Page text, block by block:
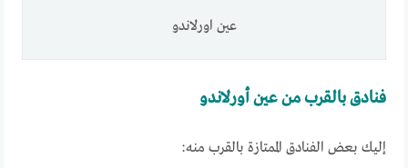
عين اورلاندو
فنادق بالقرب من عين أورلاندو
إليك بعض الفنادق الممتازة بالقرب منه: